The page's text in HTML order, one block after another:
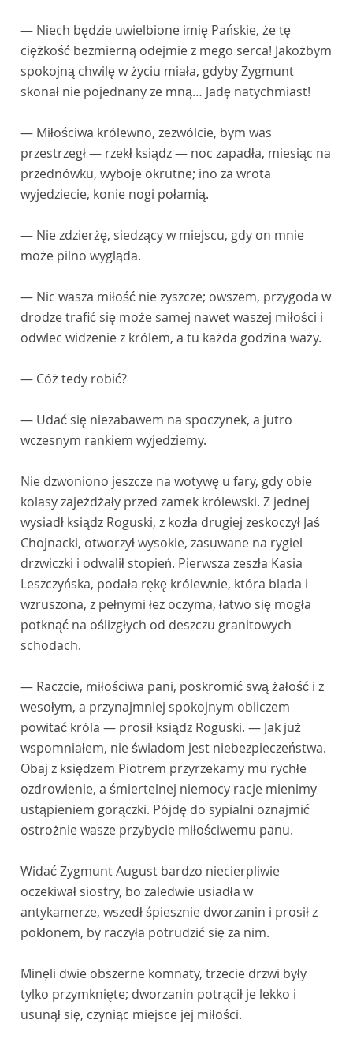
— Niech będzie uwielbione imię Pańskie, że tę
ciężkość bezmierną odejmie z mego serca! Jakożbym
spokojną chwilę w życiu miała, gdyby Zygmunt
skonał nie pojednany ze mną… Jadę natychmiast!
— Miłościwa królewno, zezwólcie, bym was
przestrzegł — rzekł ksiądz — noc zapadła, miesiąc na
przednówku, wyboje okrutne; ino za wrota
wyjedziecie, konie nogi połamią.
— Nie zdzierżę, siedzący w miejscu, gdy on mnie
może pilno wygląda.
— Nic wasza miłość nie zyszcze; owszem, przygoda w
drodze trafić się może samej nawet waszej miłości i
odwlec widzenie z królem, a tu każda godzina waży.
— Cóż tedy robić?
— Udać się niezabawem na spoczynek, a jutro
wczesnym rankiem wyjedziemy.
Nie dzwoniono jeszcze na wotywę u fary, gdy obie
kolasy zajeżdżały przed zamek królewski. Z jednej
wysiadł ksiądz Roguski, z kozła drugiej zeskoczył Jaś
Chojnacki, otworzył wysokie, zasuwane na rygiel
drzwiczki i odwalił stopień. Pierwsza zeszła Kasia
Leszczyńska, podała rękę królewnie, która blada i
wzruszona, z pełnymi łez oczyma, łatwo się mogła
potknąć na oślizgłych od deszczu granitowych
schodach.
— Raczcie, miłościwa pani, poskromić swą żałość i z
wesołym, a przynajmniej spokojnym obliczem
powitać króla — prosił ksiądz Roguski. — Jak już
wspomniałem, nie świadom jest niebezpieczeństwa.
Obaj z księdzem Piotrem przyrzekamy mu rychłe
ozdrowienie, a śmiertelnej niemocy racje mienimy
ustąpieniem gorączki. Pójdę do sypialni oznajmić
ostrożnie wasze przybycie miłościwemu panu.
Widać Zygmunt August bardzo niecierpliwie
oczekiwał siostry, bo zaledwie usiadła w
antykamerze, wszedł śpiesznie dworzanin i prosił z
pokłonem, by raczyła potrudzić się za nim.
Minęli dwie obszerne komnaty, trzecie drzwi były
tylko przymknięte; dworzanin potrącił je lekko i
usunął się, czyniąc miejsce jej miłości.